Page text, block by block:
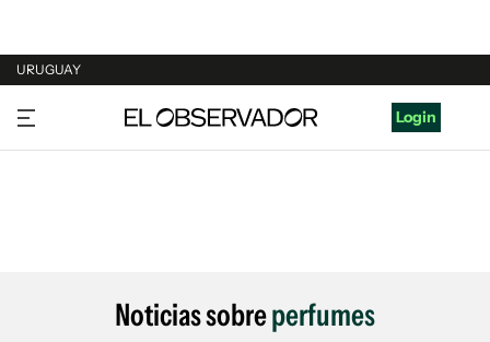
URUGUAY
URUGUAY
ARGENTINA
Login
Noticias sobreperfumes